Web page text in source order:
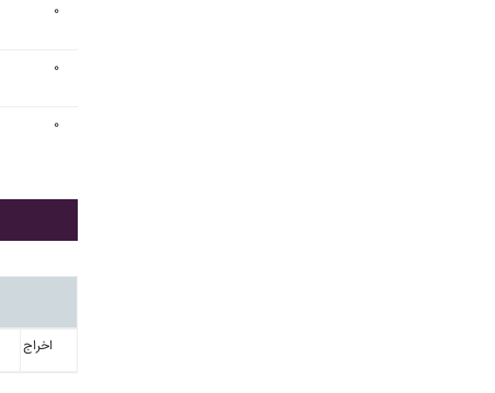
۰
۰
۰
اخراج